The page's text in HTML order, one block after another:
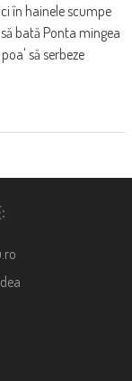
în hainele scumpe
bată Ponta mingea
să serbeze